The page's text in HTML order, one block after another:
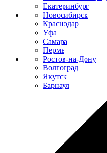
Екатеринбург
Новосибирск
Краснодар
Уфа
Самара
Пермь
Ростов-на-Дону
Волгоград
Якутск
Барнаул